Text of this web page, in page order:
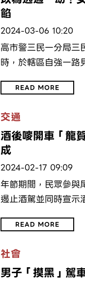
餡
2024-03-06 10:20
高市警三民一分局三
時，於轄區自強一
READ MORE
交通
酒後嘜開車「龍
成
2024-02-17 09:09
年節期間，民眾參與
遏止酒駕並同時宣
READ MORE
社會
男子「摸黑」駕